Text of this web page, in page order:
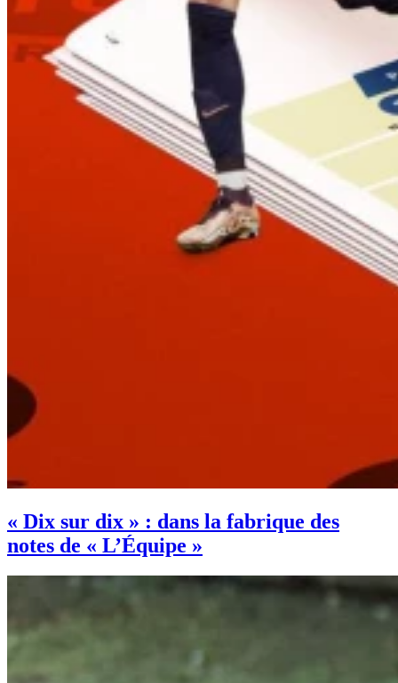
« Dix sur dix » : dans la fabrique des
notes de « L’Équipe »